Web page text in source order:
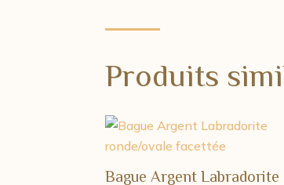
Produits
Bague Argent Labradorite